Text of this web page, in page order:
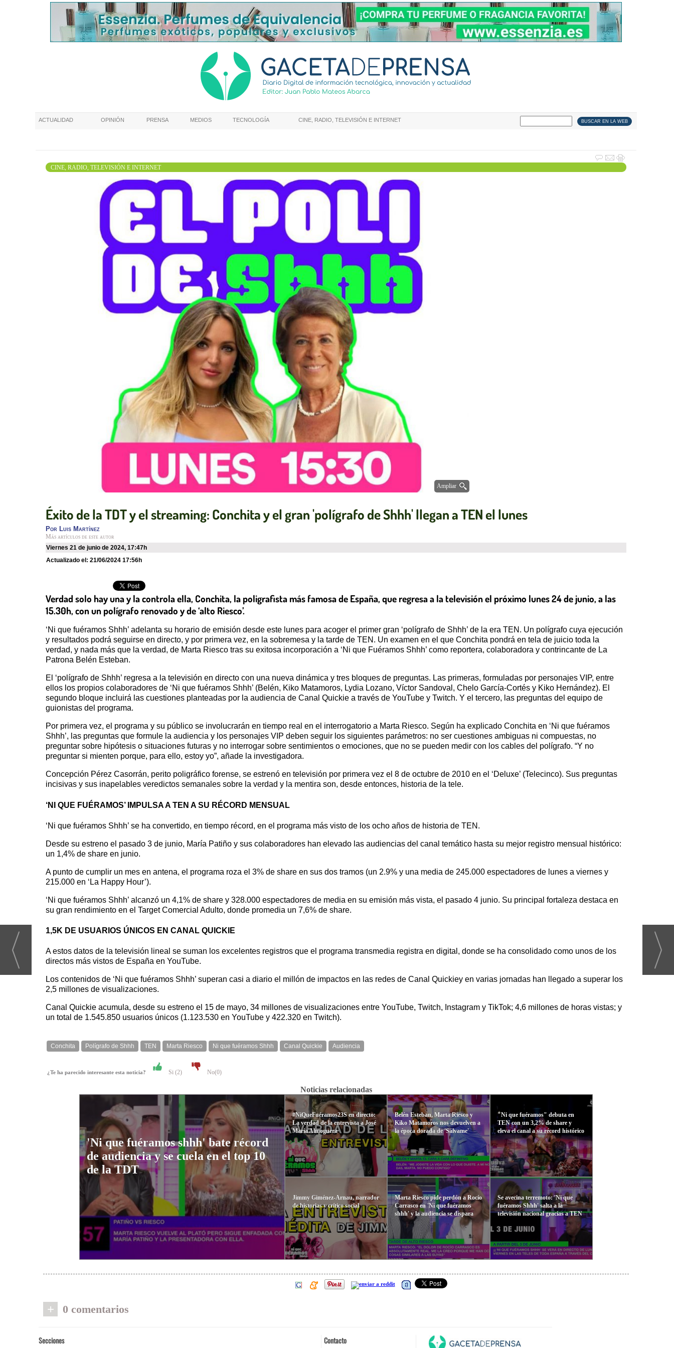
ACTUALIDAD OPINIÓN PRENSA MEDIOS TECNOLOGÍA CINE, RADIO, TELEVISIÓN E INTERNET
CINE, RADIO, TELEVISIÓN E INTERNET
Ampliar
Éxito de la TDT y el streaming: Conchita y el gran 'polígrafo de Shhh' llegan a TEN el lunes
Por Luis Martínez
Más artículos de este autor
viernes 21 de junio de 2024, 17:47h
Actualizado el: 21/06/2024 17:56h
Verdad solo hay una y la controla ella, Conchita, la poligrafista más famosa de España, que regresa a la televisión el próximo lunes 24 de junio, a las
15.30h, con un polígrafo renovado y de ‘alto Riesco’.
‘Ni que fuéramos Shhh’ adelanta su horario de emisión desde este lunes para acoger el primer gran ‘polígrafo de Shhh’ de la era TEN. Un polígrafo cuya ejecución
y resultados podrá seguirse en directo, y por primera vez, en la sobremesa y la tarde de TEN. Un examen en el que Conchita pondrá en tela de juicio toda la
verdad, y nada más que la verdad, de Marta Riesco tras su exitosa incorporación a ‘Ni que Fuéramos Shhh’ como reportera, colaboradora y contrincante de La
Patrona Belén Esteban.
El ‘polígrafo de Shhh’ regresa a la televisión en directo con una nueva dinámica y tres bloques de preguntas. Las primeras, formuladas por personajes VIP, entre
ellos los propios colaboradores de ‘Ni que fuéramos Shhh’ (Belén, Kiko Matamoros, Lydia Lozano, Víctor Sandoval, Chelo García-Cortés y Kiko Hernández). El
segundo bloque incluirá las cuestiones planteadas por la audiencia de Canal Quickie a través de YouTube y Twitch. Y el tercero, las preguntas del equipo de
guionistas del programa.
Por primera vez, el programa y su público se involucrarán en tiempo real en el interrogatorio a Marta Riesco. Según ha explicado Conchita en ‘Ni que fuéramos
Shhh’, las preguntas que formule la audiencia y los personajes VIP deben seguir los siguientes parámetros: no ser cuestiones ambiguas ni compuestas, no
preguntar sobre hipótesis o situaciones futuras y no interrogar sobre sentimientos o emociones, que no se pueden medir con los cables del polígrafo. “Y no
preguntar si mienten porque, para ello, estoy yo”, añade la investigadora.
Concepción Pérez Casorrán, perito poligráfico forense, se estrenó en televisión por primera vez el 8 de octubre de 2010 en el ‘Deluxe’ (Telecinco). Sus preguntas
incisivas y sus inapelables veredictos semanales sobre la verdad y la mentira son, desde entonces, historia de la tele.
‘NI QUE FUÉRAMOS’ IMPULSA A TEN A SU RÉCORD MENSUAL
‘Ni que fuéramos Shhh’ se ha convertido, en tiempo récord, en el programa más visto de los ocho años de historia de TEN.
Desde su estreno el pasado 3 de junio, María Patiño y sus colaboradores han elevado las audiencias del canal temático hasta su mejor registro mensual histórico:
un 1,4% de share en junio.
A punto de cumplir un mes en antena, el programa roza el 3% de share en sus dos tramos (un 2.9% y una media de 245.000 espectadores de lunes a viernes y
215.000 en ‘La Happy Hour’).
‘Ni que fuéramos Shhh’ alcanzó un 4,1% de share y 328.000 espectadores de media en su emisión más vista, el pasado 4 junio. Su principal fortaleza destaca en
su gran rendimiento en el Target Comercial Adulto, donde promedia un 7,6% de share.
1,5K DE USUARIOS ÚNICOS EN CANAL QUICKIE
A estos datos de la televisión lineal se suman los excelentes registros que el programa transmedia registra en digital, donde se ha consolidado como unos de los
directos más vistos de España en YouTube.
Los contenidos de ‘Ni que fuéramos Shhh’ superan casi a diario el millón de impactos en las redes de Canal Quickiey en varias jornadas han llegado a superar los
2,5 millones de visualizaciones.
Canal Quickie acumula, desde su estreno el 15 de mayo, 34 millones de visualizaciones entre YouTube, Twitch, Instagram y TikTok; 4,6 millones de horas vistas; y
un total de 1.545.850 usuarios únicos (1.123.530 en YouTube y 422.320 en Twitch).
Conchita Polígrafo de Shhh TEN Marta Riesco Ni que fuéramos Shhh Canal Quickie Audiencia
¿Te ha parecido interesante esta noticia? Si (2) No(0)
Noticias relacionadas
'Ni que fuéramos shhh' bate récord
de audiencia y se cuela en el top 10
de la TDT
#NiQueFuéramos23S en directo:
La verdad de la entrevista a José
María Almoguera
Jimmy Giménez-Arnau, narrador
de historias y crítico social
Belén Esteban, Marta Riesco y
Kiko Matamoros nos devuelven a
la época dorada de 'Sálvame'
Marta Riesco pide perdón a Rocío
Carrasco en 'Ni que fuéramos
shhh' y la audiencia se dispara
"Ni que fuéramos" debuta en
TEN con un 3,2% de share y
eleva el canal a su récord histórico
Se avecina terremoto: 'Ni que
fuéramos Shhh' salta a la
televisión nacional gracias a TEN
+ 0 comentarios
Contacto
Secciones